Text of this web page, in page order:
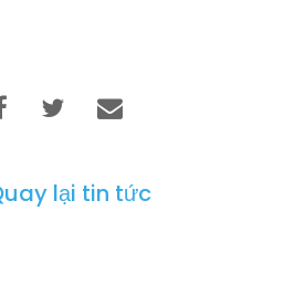
lại tin tức